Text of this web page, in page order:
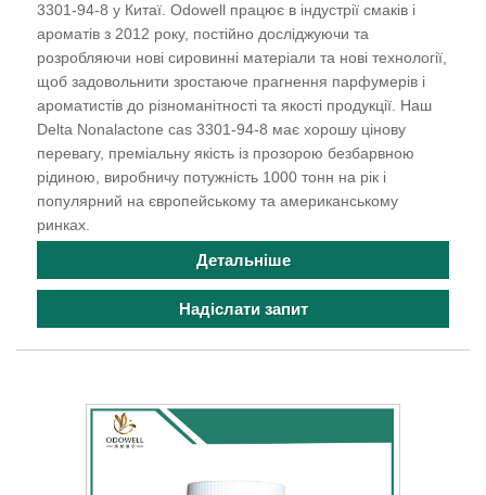
3301-94-8 у Китаї. Odowell працює в індустрії смаків і
ароматів з 2012 року, постійно досліджуючи та
розробляючи нові сировинні матеріали та нові технології,
щоб задовольнити зростаюче прагнення парфумерів і
ароматистів до різноманітності та якості продукції. Наш
Delta Nonalactone cas 3301-94-8 має хорошу цінову
перевагу, преміальну якість із прозорою безбарвною
рідиною, виробничу потужність 1000 тонн на рік і
популярний на європейському та американському
ринках.
Детальніше
Надіслати запит